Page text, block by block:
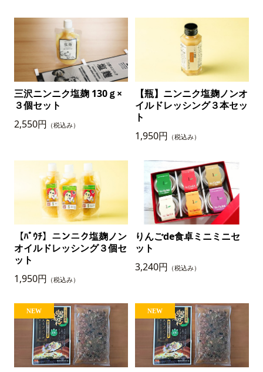
三沢ニンニク塩麹 130ｇ×
３個セット
2,550円 （税込み）
【瓶】ニンニク塩麹ノンオ
イルドレッシング３本セッ
ト
1,950円 （税込み）
【ﾊﾟｳﾁ】ニンニク塩麹ノン
オイルドレッシング３個セ
ット
1,950円 （税込み）
りんごde食卓ミニミニセ
ット
3,240円 （税込み）